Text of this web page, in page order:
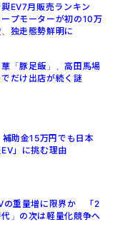
EV7月販売ランキン
プモーターが初の10万
独走態勢鮮明に
「豚足飯」、高田馬場
でだけ出店が続く謎
補助金15万円でも日本
」に挑む理由
の重量増に限界か 「2
代」の次は軽量化競争へ